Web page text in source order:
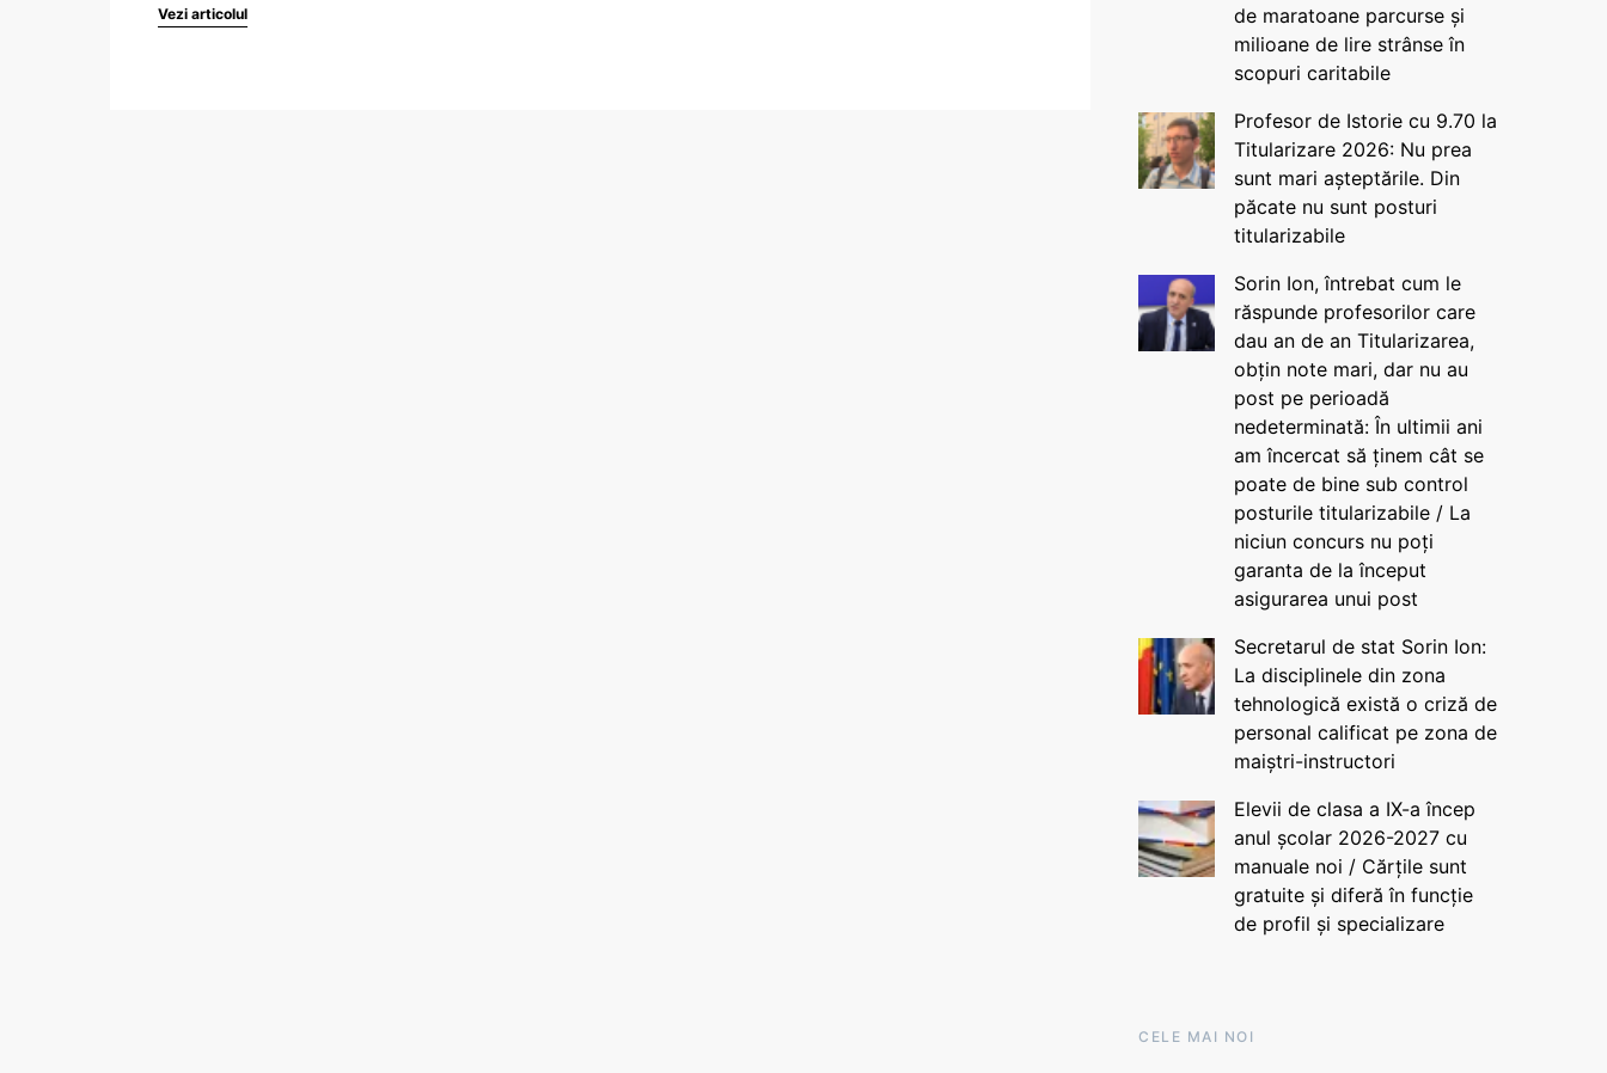
Vezi articolul
de maratoane parcurse și
milioane de lire strânse în
scopuri caritabile
Profesor de Istorie cu 9.70 la
Titularizare 2026: Nu prea
sunt mari așteptările. Din
păcate nu sunt posturi
titularizabile
Sorin Ion, întrebat cum le
răspunde profesorilor care
dau an de an Titularizarea,
obțin note mari, dar nu au
post pe perioadă
nedeterminată: În ultimii ani
am încercat să ținem cât se
poate de bine sub control
posturile titularizabile / La
niciun concurs nu poți
garanta de la început
asigurarea unui post
Secretarul de stat Sorin Ion:
La disciplinele din zona
tehnologică există o criză de
personal calificat pe zona de
maiștri-instructori
Elevii de clasa a IX-a încep
anul școlar 2026-2027 cu
manuale noi / Cărțile sunt
gratuite și diferă în funcție
de profil și specializare
CELE MAI NOI